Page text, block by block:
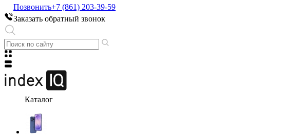
Позвонить+7 (861) 203-39-59
Заказать обратный звонок
Каталог